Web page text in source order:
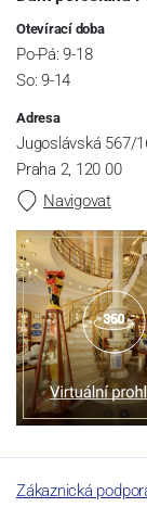
Otevírací doba
Po-Pá: 9-18
So: 9-14
Adresa
Jugoslávská 567/
Praha 2, 120 00
Navigovat
Zákaznická